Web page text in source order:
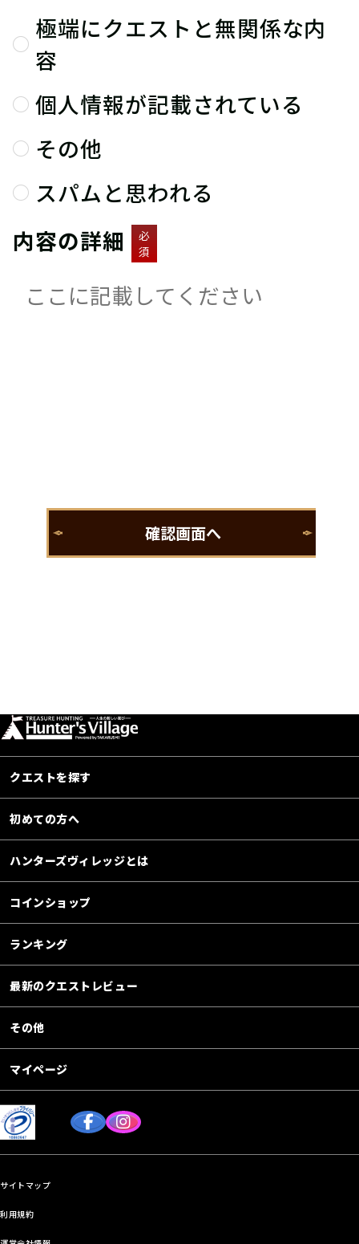
極端にクエストと無関係な内
容
個人情報が記載されている
その他
スパムと思われる
内容の詳細
必
須
クエストを探す
初めての方へ
ハンターズヴィレッジとは
コインショップ
ランキング
最新のクエストレビュー
その他
マイページ
サイトマップ
利用規約